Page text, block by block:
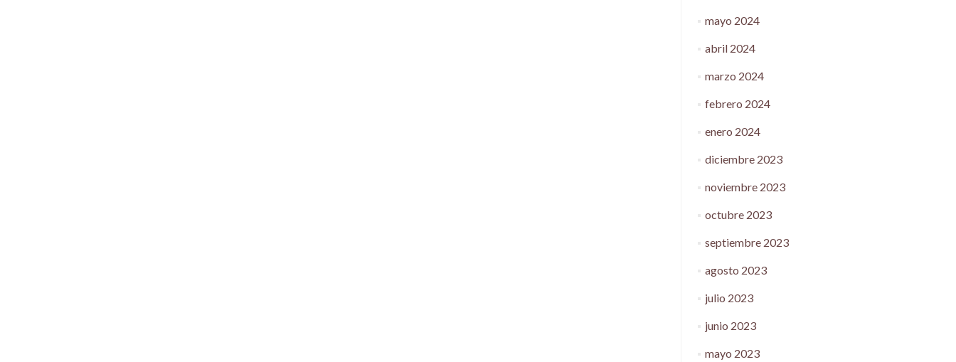
mayo 2024
abril 2024
marzo 2024
febrero 2024
enero 2024
diciembre 2023
noviembre 2023
octubre 2023
septiembre 2023
agosto 2023
julio 2023
junio 2023
mayo 2023